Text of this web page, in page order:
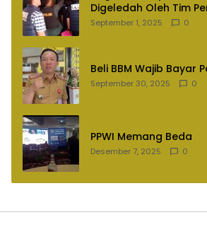
Digeledah Oleh Tim
Lampung Utara
September 1, 2025 0
Beli BBM Wajib Bayar
September 30, 2025 0
PPWI Memang Beda
Desember 7, 2025 0